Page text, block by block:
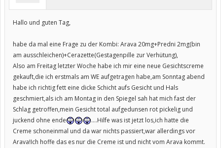
Hallo und guten Tag,
habe da mal eine Frage zu der Kombi: Arava 20mg+Predni 2mg(bin
am ausschleichen)+Cerazette(Gestagenpille zur Verhütung),
Also am Freitag letzter Woche habe ich mir eine neue Gesichtscreme
gekauft,die ich erstmals am WE aufgetragen habe,am Sonntag abend
habe ich richtig fett eine dicke Schicht aufs Gesicht und Hals
geschmiert,als ich am Montag in den Spiegel sah hat mich fast der
Schlag getroffen,mein Gesicht total aufgedunsen rot pickelig und
juckend ohne ende
....Hilfe was ist jetzt los,ich hatte die
Creme schoneinmal und da war nichts passiert,war allerdings vor
Arava!Ich hoffe das es nur die Creme ist und nicht vom Arava kommt.